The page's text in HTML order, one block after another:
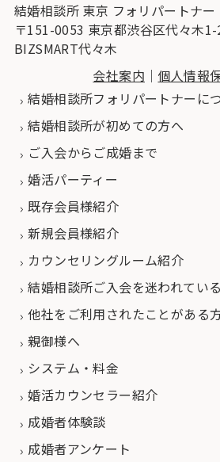
結婚相談所 東京 フォリパートナー
〒151-0053 東京都渋谷区代々木
BIZSMART代々木
会社案内 ｜ 個人情報
結婚相談所フォリパートナーに
結婚相談所が初めての方へ
ご入会からご成婚まで
婚活パーティー
既存会員様紹介
新規会員様紹介
カウンセリングルーム紹介
結婚相談所ご入会を迷われてい
他社をご利用されたことがある
親御様へ
システム・料金
婚活カウンセラー紹介
成婚者体験談
成婚者アンケート